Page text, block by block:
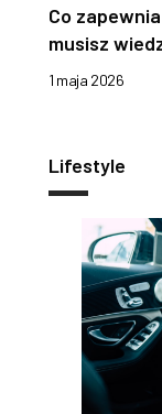
Co
musisz
1 maja 2026
Lifestyle